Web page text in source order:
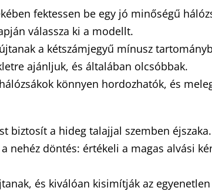
fektessen be egy jó minőségű
válassza ki a modellt.
a kétszámjegyű mínusz
ajánljuk, és általában olcsóbbak.
könnyen hordozhatók, és
biztosít a hideg talajjal szemben
nehéz döntés: értékeli a magas alvási
és kiválóan kisimítják az